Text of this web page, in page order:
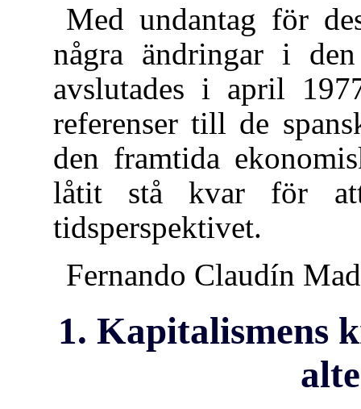
Med undantag för
några ändringar i
avslutades i april
referenser till de
den framtida
låtit stå kvar för
tidsperspektivet.
Fernando Claudín
1. Kapitalismens